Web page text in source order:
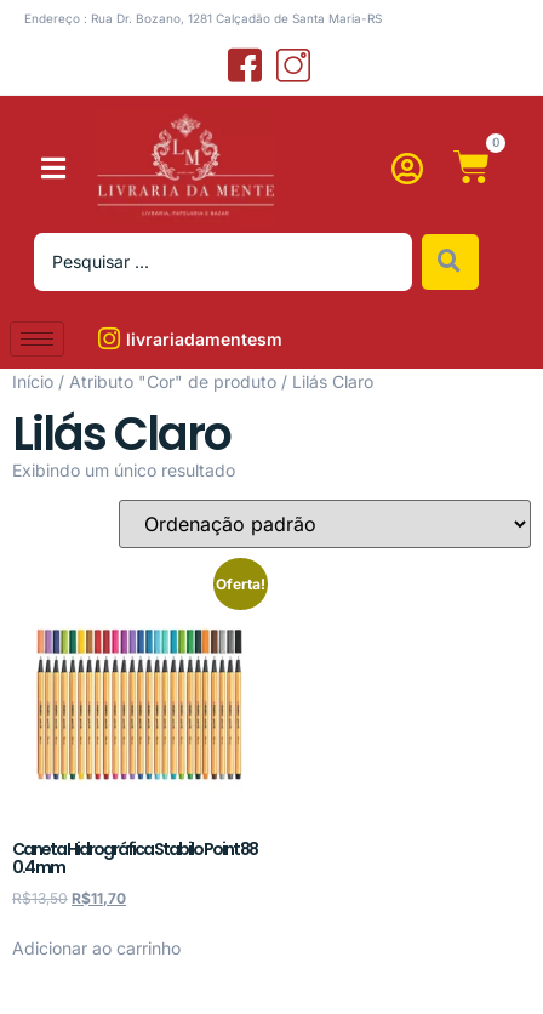
Endereço : Rua Dr. Bozano, 1281 Calçadão de Santa Maria-RS
0
livrariadamentesm
Início / Atributo "Cor" de produto / Lilás Claro
Lilás Claro
Exibindo um único resultado
Oferta!
Caneta Hidrográfica Stabilo Point 88
0.4 mm
R$13,50 R$11,70
Adicionar ao carrinho